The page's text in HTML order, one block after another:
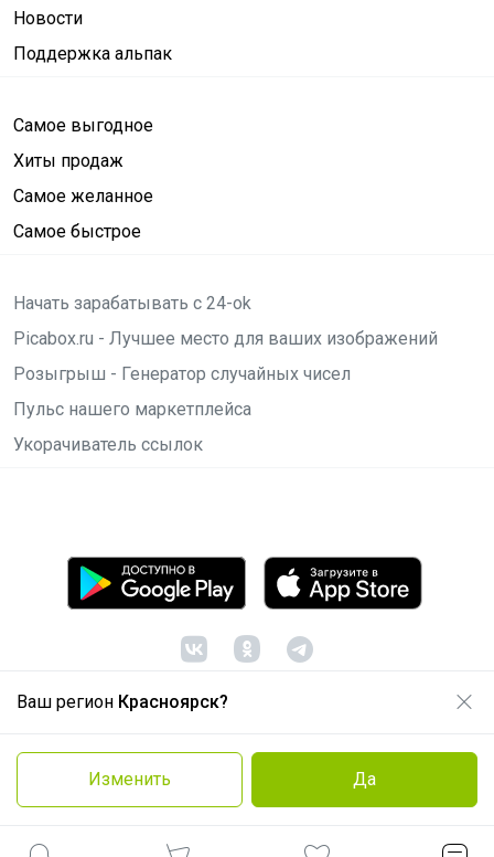
Ваш регион Красноярск?
Изменить Да
Новости
Поддержка альпак
Самое выгодное
Хиты продаж
Самое желанное
Самое быстрое
Начать зарабатывать с 24-ok
Picabox.ru - Лучшее место для ваших изображений
Розыгрыш - Генератор случайных чисел
Пульс нашего маркетплейса
Укорачиватель ссылок
© ООО "Лявита", ОГРН 1122468054070, 2012 -2026
Политика конфиденциальности
Cоглашение пользователя